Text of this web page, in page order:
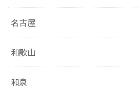
名古屋
和歌山
和泉